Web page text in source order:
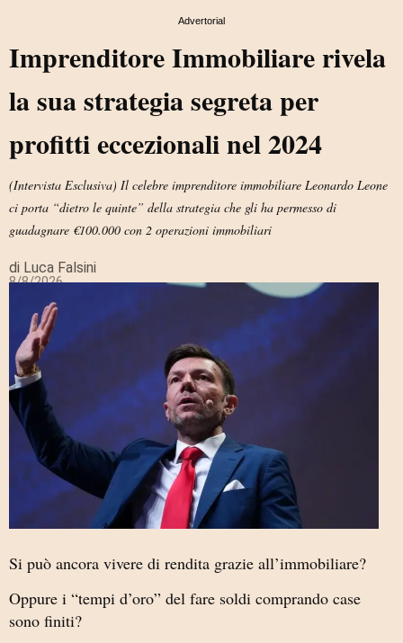
Advertorial
Imprenditore Immobiliare rivela
la sua strategia segreta per
profitti eccezionali nel 2024
(Intervista Esclusiva) Il celebre imprenditore immobiliare Leonardo Leone
ci porta “dietro le quinte” della strategia che gli ha permesso di
guadagnare €100.000 con 2 operazioni immobiliari
di Luca Falsini
8/8/2026
Si può ancora vivere di rendita grazie all’immobiliare?
Oppure i “tempi d’oro” del fare soldi comprando case
sono finiti?